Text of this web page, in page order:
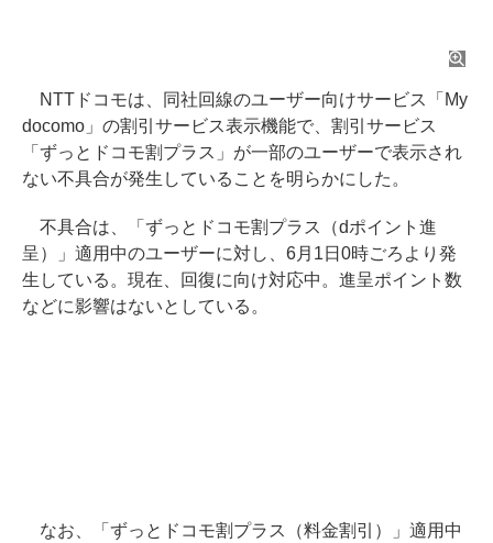
NTTドコモは、同社回線のユーザー向けサービス「My
docomo」の割引サービス表示機能で、割引サービス
「ずっとドコモ割プラス」が一部のユーザーで表示され
ない不具合が発生していることを明らかにした。
不具合は、「ずっとドコモ割プラス（dポイント進
呈）」適用中のユーザーに対し、6月1日0時ごろより発
生している。現在、回復に向け対応中。進呈ポイント数
などに影響はないとしている。
なお、「ずっとドコモ割プラス（料金割引）」適用中